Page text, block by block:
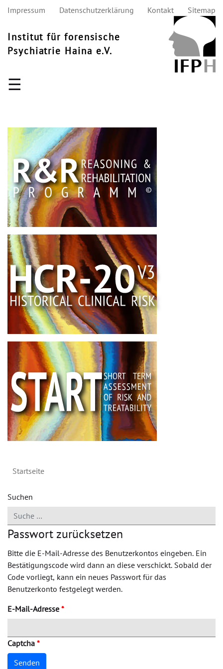
Impressum Datenschutzerklärung Kontakt Sitemap
Institut für forensische
Psychiatrie Haina e.V.
Startseite
Suchen
Passwort zurücksetzen
Bitte die E-Mail-Adresse des Benutzerkontos eingeben. Ein
Bestätigungscode wird dann an diese verschickt. Sobald der
Code vorliegt, kann ein neues Passwort für das
Benutzerkonto festgelegt werden.
E-Mail-Adresse *
Captcha *
Senden